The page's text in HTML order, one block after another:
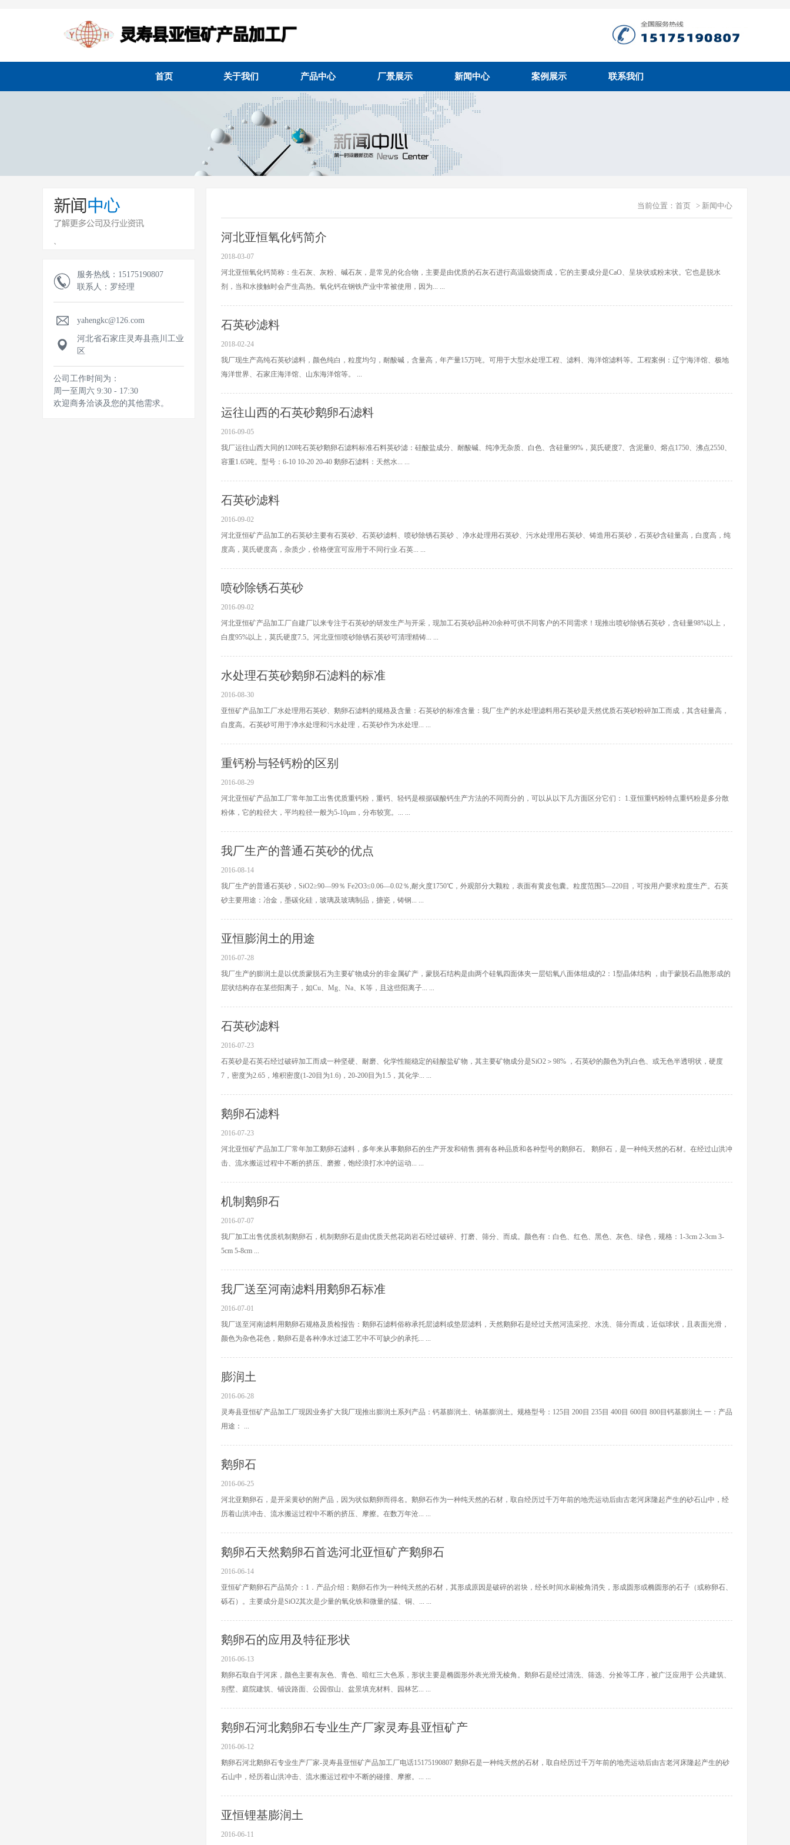
首页 关于我们 产品中心 厂景展示 新闻中心 案例展示 联系我们
服务热线：15175190807
联系人：罗经理
yahengkc@126.com
河北省石家庄灵寿县燕川工业
区
公司工作时间为：
周一至周六 9:30 - 17:30
欢迎商务洽谈及您的其他需求。
当前位置： 首页 > 新闻中心
河北亚恒氧化钙简介
2018-03-07
河北亚恒氧化钙简称：生石灰、灰粉、碱石灰，是常见的化合物，主要是由优质的石灰石进行高温煅烧而成，它的主要成分是CaO、呈块状或粉末状。它也是脱水
剂，当和水接触时会产生高热。氧化钙在钢铁产业中常被使用，因为... ...
石英砂滤料
2018-02-24
我厂现生产高纯石英砂滤料，颜色纯白，粒度均匀，耐酸碱，含量高，年产量15万吨。可用于大型水处理工程、滤料、海洋馆滤料等。工程案例：辽宁海洋馆、极地
海洋世界、石家庄海洋馆、山东海洋馆等。 ...
运往山西的石英砂鹅卵石滤料
2016-09-05
我厂运往山西大同的120吨石英砂鹅卵石滤料标准石料英砂滤：硅酸盐成分、耐酸碱、纯净无杂质、白色、含硅量99%，莫氏硬度7、含泥量0、熔点1750、沸点2550、
容重1.65吨。型号：6-10 10-20 20-40 鹅卵石滤料：天然水... ...
石英砂滤料
2016-09-02
河北亚恒矿产品加工的石英砂主要有石英砂、石英砂滤料、喷砂除锈石英砂 、净水处理用石英砂、污水处理用石英砂、铸造用石英砂，石英砂含硅量高，白度高，纯
度高，莫氏硬度高，杂质少，价格便宜可应用于不同行业.石英... ...
喷砂除锈石英砂
2016-09-02
河北亚恒矿产品加工厂自建厂以来专注于石英砂的研发生产与开采，现加工石英砂品种20余种可供不同客户的不同需求！现推出喷砂除锈石英砂，含硅量98%以上，
白度95%以上，莫氏硬度7.5。河北亚恒喷砂除锈石英砂可清理精铸... ...
水处理石英砂鹅卵石滤料的标准
2016-08-30
亚恒矿产品加工厂水处理用石英砂、鹅卵石滤料的规格及含量：石英砂的标准含量：我厂生产的水处理滤料用石英砂是天然优质石英砂粉碎加工而成，其含硅量高，
白度高。石英砂可用于净水处理和污水处理，石英砂作为水处理... ...
重钙粉与轻钙粉的区别
2016-08-29
河北亚恒矿产品加工厂常年加工出售优质重钙粉，重钙、轻钙是根据碳酸钙生产方法的不同而分的，可以从以下几方面区分它们： 1.亚恒重钙粉特点重钙粉是多分散
粉体，它的粒径大，平均粒径一般为5-10μm，分布较宽。... ...
我厂生产的普通石英砂的优点
2016-08-14
我厂生产的普通石英砂，SiO2≥90—99％ Fe2O3≤0.06—0.02％,耐火度1750℃，外观部分大颗粒，表面有黄皮包囊。粒度范围5—220目，可按用户要求粒度生产。石英
砂主要用途：冶金，墨碳化硅，玻璃及玻璃制品，搪瓷，铸钢... ...
亚恒膨润土的用途
2016-07-28
我厂生产的膨润土是以优质蒙脱石为主要矿物成分的非金属矿产，蒙脱石结构是由两个硅氧四面体夹一层铝氧八面体组成的2：1型晶体结构 ，由于蒙脱石晶胞形成的
层状结构存在某些阳离子，如Cu、Mg、Na、K等，且这些阳离子... ...
石英砂滤料
2016-07-23
石英砂是石英石经过破碎加工而成一种坚硬、耐磨、化学性能稳定的硅酸盐矿物，其主要矿物成分是SiO2＞98% ，石英砂的颜色为乳白色、或无色半透明状，硬度
7，密度为2.65，堆积密度(1-20目为1.6)，20-200目为1.5，其化学... ...
鹅卵石滤料
2016-07-23
河北亚恒矿产品加工厂常年加工鹅卵石滤料，多年来从事鹅卵石的生产开发和销售.拥有各种品质和各种型号的鹅卵石。 鹅卵石，是一种纯天然的石材。在经过山洪冲
击、流水搬运过程中不断的挤压、磨擦，饱经浪打水冲的运动... ...
机制鹅卵石
2016-07-07
我厂加工出售优质机制鹅卵石，机制鹅卵石是由优质天然花岗岩石经过破碎、打磨、筛分、而成。颜色有：白色、红色、黑色、灰色、绿色，规格：1-3cm 2-3cm 3-
5cm 5-8cm ...
我厂送至河南滤料用鹅卵石标准
2016-07-01
我厂送至河南滤料用鹅卵石规格及质检报告：鹅卵石滤料俗称承托层滤料或垫层滤料，天然鹅卵石是经过天然河流采挖、水洗、筛分而成，近似球状，且表面光滑，
颜色为杂色花色，鹅卵石是各种净水过滤工艺中不可缺少的承托... ...
膨润土
2016-06-28
灵寿县亚恒矿产品加工厂现因业务扩大我厂现推出膨润土系列产品：钙基膨润土、钠基膨润土。规格型号：125目 200目 235目 400目 600目 800目钙基膨润土 一：产品
用途： ...
鹅卵石
2016-06-25
河北亚鹅卵石，是开采黄砂的附产品，因为状似鹅卵而得名。鹅卵石作为一种纯天然的石材，取自经历过千万年前的地壳运动后由古老河床隆起产生的砂石山中，经
历着山洪冲击、流水搬运过程中不断的挤压、摩擦。在数万年沧... ...
鹅卵石天然鹅卵石首选河北亚恒矿产鹅卵石
2016-06-14
亚恒矿产鹅卵石产品简介：1．产品介绍：鹅卵石作为一种纯天然的石材，其形成原因是破碎的岩块，经长时间水刷棱角消失，形成圆形或椭圆形的石子（或称卵石、
砾石）。主要成分是SiO2其次是少量的氧化铁和微量的猛、铜、... ...
鹅卵石的应用及特征形状
2016-06-13
鹅卵石取自于河床，颜色主要有灰色、青色、暗红三大色系，形状主要是椭圆形外表光滑无棱角。鹅卵石是经过清洗、筛选、分捡等工序，被广泛应用于 公共建筑、
别墅、庭院建筑、铺设路面、公园假山、盆景填充材料、园林艺... ...
鹅卵石河北鹅卵石专业生产厂家灵寿县亚恒矿产
2016-06-12
鹅卵石河北鹅卵石专业生产厂家-灵寿县亚恒矿产品加工厂电话15175190807 鹅卵石是一种纯天然的石材，取自经历过千万年前的地壳运动后由古老河床隆起产生的砂
石山中，经历着山洪冲击、流水搬运过程中不断的碰撞、摩擦。... ...
亚恒锂基膨润土
2016-06-11